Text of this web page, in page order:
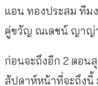
แอน ทองประสม ที
คู่ขวัญ ณเดชน์ ญาญ่
ก่อนจะถึงอีก 2 ตอน
สัปดาห์หน้าที่จะถึงนี้